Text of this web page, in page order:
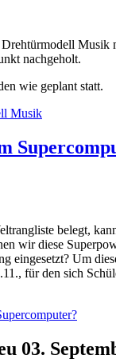
Musik
nachgeholt.
wie geplant statt.
Musik
belegt,
wir diese
eingesetzt? Um
für den sich
03.